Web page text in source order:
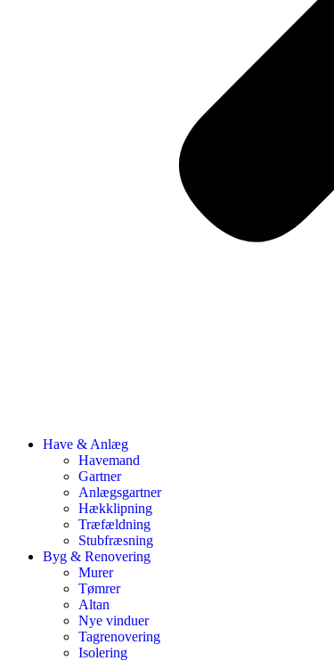
Have & Anlæg
Havemand
Gartner
Anlægsgartner
Hækklipning
Træfældning
Stubfræsning
Byg & Renovering
Murer
Tømrer
Altan
Nye vinduer
Tagrenovering
Isolering